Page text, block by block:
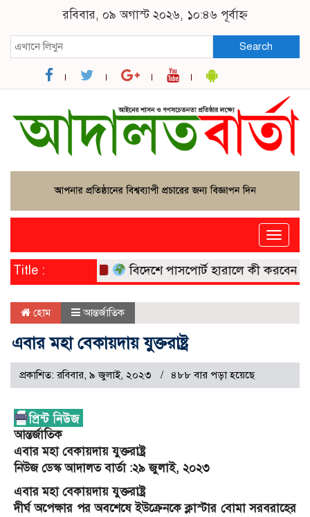
রবিবার, ০৯ অগাস্ট ২০২৬, ১০:৪৬ পূর্বাহ্ন
Search
Toggle
Title : বিদেশে পাসপোর্ট হারালে কী করবেন?
হোম আন্তর্জাতিক
এবার মহা বেকায়দায় যুক্তরাষ্ট্র
প্রকাশিত: রবিবার, ৯ জুলাই, ২০২৩ ৪৮৮ বার পড়া হয়েছে
আন্তর্জাতিক
এবার মহা বেকায়দায় যুক্তরাষ্ট্র
নিউজ ডেস্ক আদালত বার্তা :২৯ জুলাই, ২০২৩
এবার মহা বেকায়দায় যুক্তরাষ্ট্র
দীর্ঘ অপেক্ষার পর অবশেষে ইউক্রেনকে ক্লাস্টার বোমা সরবরাহের